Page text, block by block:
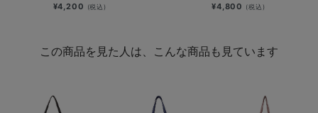
¥4,200 (税込) ¥4,800 (税込)
この商品を見た人は、こんな商品も見ています